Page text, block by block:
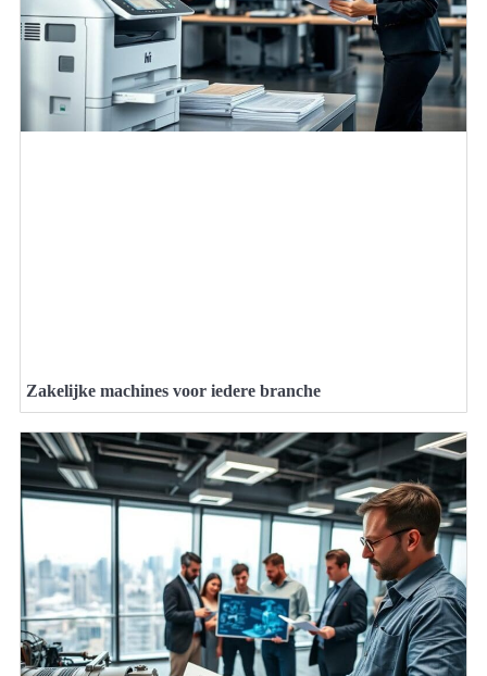
Zakelijke machines voor iedere branche